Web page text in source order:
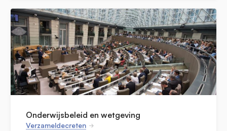
Onderwijsbeleid en wetgeving
Verzameldecreten